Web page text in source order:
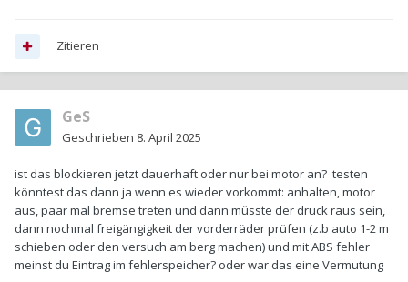
Zitieren
GeS
Geschrieben 8. April 2025
ist das blockieren jetzt dauerhaft oder nur bei motor an? testen
könntest das dann ja wenn es wieder vorkommt: anhalten, motor
aus, paar mal bremse treten und dann müsste der druck raus sein,
dann nochmal freigängigkeit der vorderräder prüfen (z.b auto 1-2 m
schieben oder den versuch am berg machen) und mit ABS fehler
meinst du Eintrag im fehlerspeicher? oder war das eine Vermutung